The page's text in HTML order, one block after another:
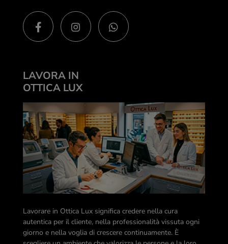
LAVORA IN
OTTICA LUX
Lavorare in Ottica Lux significa credere nella cura
autentica per il cliente, nella professionalità vissuta ogni
giorno e nella voglia di crescere continuamente. È